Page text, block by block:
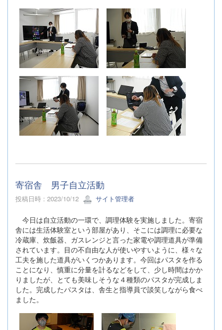
寄宿舎 男子自立活動
投稿日時 : 2023/10/12 サイト管理者
今日は自立活動の一環で、調理体験を実施しました。寄宿
舎には生活体験室という部屋があり、そこには調理に必要な
冷蔵庫、炊飯器、ガスレンジと言った家電や調理道具が準備
されています。目の不自由な人が使いやすいように、様々な
工夫を施した道具がいくつかあります。今回はパスタを作る
ことになり、慎重に分量を計るなどをして、少し時間はかか
りましたが、とても美味しそうな４種類のパスタが完成しま
した。完成したパスタは、舎生と指導員で談笑しながら食べ
ました。